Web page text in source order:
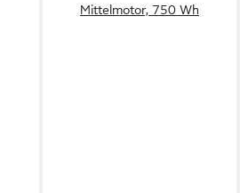
Mittelmotor, 750 Wh